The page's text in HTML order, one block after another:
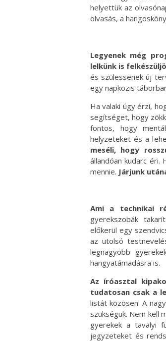
helyettük az
olvasás, a
Legyenek még
lelkünk is
és szülessenek új
egy napközis
Ha valaki úgy érzi,
segítséget, hogy
fontos, hogy
helyzeteket és a
meséli, hogy
állandóan kudarc
mennie. Járjunk
Ami a technikai
gyerekszobák
előkerül egy
az utolsó
legnagyobb
hangyatámadásra is.
Az íróasztal
tudatosan csak a
listát közösen. A
szükségük. Nem kell
gyerekek a tavalyi
jegyzeteket és